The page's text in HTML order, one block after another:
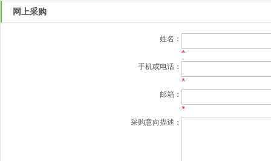
网上采购
姓名：
*
手机或电话：
*
邮箱：
*
采购意向描述：